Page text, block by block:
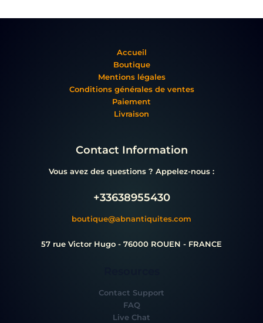
Accueil
Boutique
Mentions légales
Conditions générales de ventes
Paiement
Livraison
Contact Information
Vous avez des questions ? Appelez-nous :
+33638955430
boutique@abnantiquites.com
57 rue Victor Hugo - 76000 ROUEN - FRANCE
Contact Support
FAQ
Live Chat